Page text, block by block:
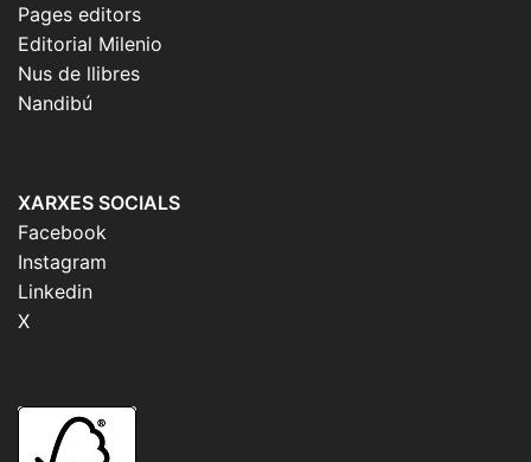
Pages editors
Editorial Milenio
Nus de llibres
Nandibú
XARXES SOCIALS
Facebook
Instagram
Linkedin
X